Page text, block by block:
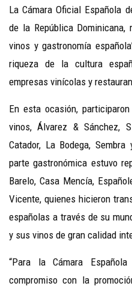
La Cámara Oficial Española
de la República
vinos y gastronomía
riqueza de la cultura
empresas vinícolas y
En esta ocasión,
vinos, Álvarez & Sánchez,
Catador, La Bodega,
parte gastronómica estuvo
Barelo, Casa Mencía,
Vicente, quienes hicieron
españolas a través de su
y sus vinos de gran calidad
“Para la Cámara
compromiso con la